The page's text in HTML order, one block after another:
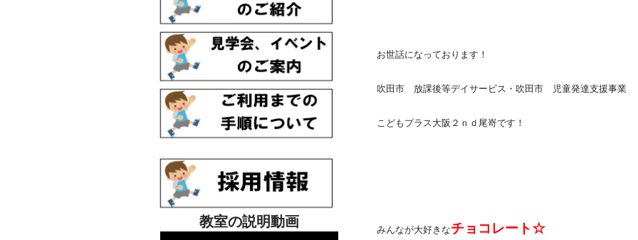
お世話になっております！
吹田市 放課後等デイサービス・吹田市 児童発達支援事業
こどもプラス大阪２ｎｄ尾嵜です！
みんなが大好きなチョコレート☆
教室の説明動画